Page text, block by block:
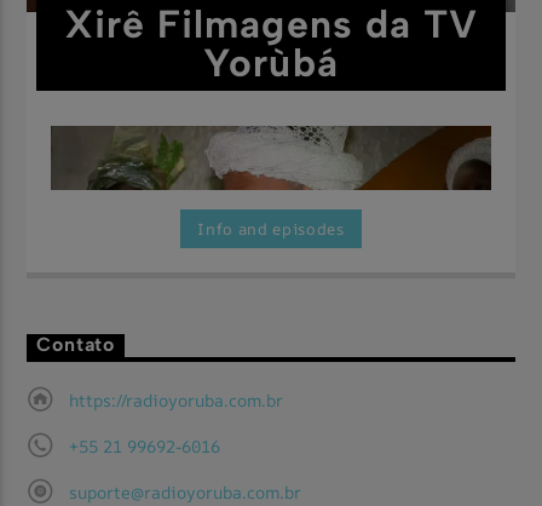
Xirê Filmagens da TV
Yorùbá
Aqui você vai encontrar as maravilhosas festas filmadas pela
Info and episodes
Contato
https://radioyoruba.com.br
+55 21 99692-6016
suporte@radioyoruba.com.br